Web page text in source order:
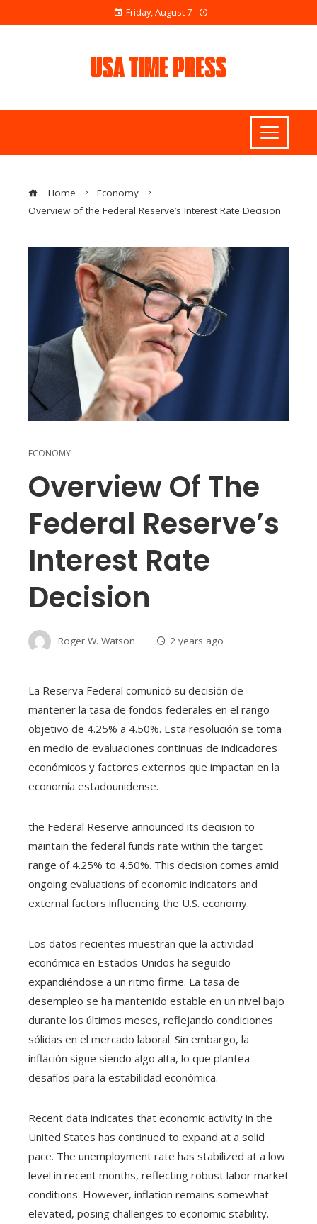
Friday, August 7
Home
Economy
Overview of the Federal Reserve’s Interest Rate Decision
ECONOMY
Overview Of The
Federal Reserve’s
Interest Rate
Decision
Roger W. Watson 2 years ago
La Reserva Federal comunicó su decisión de
mantener la tasa de fondos federales en el rango
objetivo de 4.25% a 4.50%. Esta resolución se toma
en medio de evaluaciones continuas de indicadores
económicos y factores externos que impactan en la
economía estadounidense.
the Federal Reserve announced its decision to
maintain the federal funds rate within the target
range of 4.25% to 4.50%. This decision comes amid
ongoing evaluations of economic indicators and
external factors influencing the U.S. economy.
Los datos recientes muestran que la actividad
económica en Estados Unidos ha seguido
expandiéndose a un ritmo firme. La tasa de
desempleo se ha mantenido estable en un nivel bajo
durante los últimos meses, reflejando condiciones
sólidas en el mercado laboral. Sin embargo, la
inflación sigue siendo algo alta, lo que plantea
desafíos para la estabilidad económica.
Recent data indicates that economic activity in the
United States has continued to expand at a solid
pace. The unemployment rate has stabilized at a low
level in recent months, reflecting robust labor market
conditions. However, inflation remains somewhat
elevated, posing challenges to economic stability.